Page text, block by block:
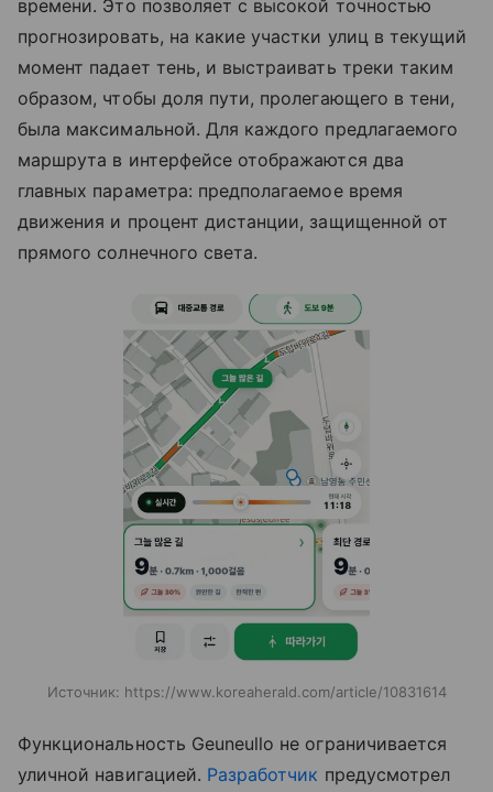
времени. Это позволяет с высокой точностью
прогнозировать, на какие участки улиц в текущий
момент падает тень, и выстраивать треки таким
образом, чтобы доля пути, пролегающего в тени,
была максимальной. Для каждого предлагаемого
маршрута в интерфейсе отображаются два
главных параметра: предполагаемое время
движения и процент дистанции, защищенной от
прямого солнечного света.
Источник: https://www.koreaherald.com/article/10831614
Функциональность Geuneullo не ограничивается
уличной навигацией. Разработчик предусмотрел